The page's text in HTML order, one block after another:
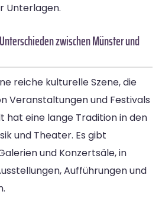
Unterlagen.
zwischen Münster und
reiche kulturelle Szene, die
Veranstaltungen und Festivals
hat eine lange Tradition in den
und Theater. Es gibt
und Konzertsäle, in
Aufführungen und